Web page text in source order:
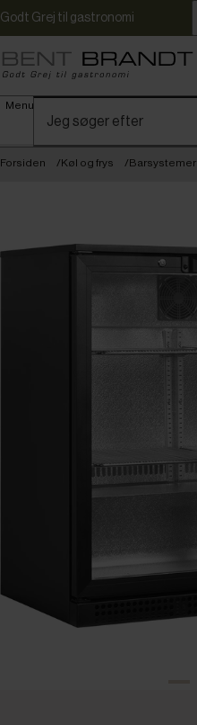
Godt Grej til gastronomi
Menu
Forsiden Køl og frys Barsystemer